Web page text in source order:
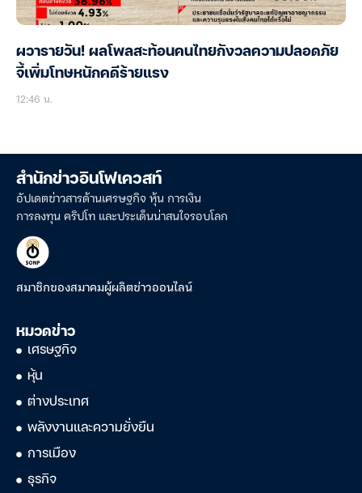
ผวารายวัน! ผลโพลสะท้อนคนไทยกังวลความปลอดภัย
จี้เพิ่มโทษหนักคดีร้ายแรง
12:46 น.
สำนักข่าวอินโฟเควสท์
อัปเดตข่าวสารด้านเศรษฐกิจ หุ้น การเงิน
การลงทุน คริปโท และประเด็นน่าสนใจรอบโลก
สมาชิกของสมาคมผู้ผลิตข่าวออนไลน์
หมวดข่าว
เศรษฐกิจ
หุ้น
ต่างประเทศ
พลังงานและความยั่งยืน
การเมือง
ธุรกิจ